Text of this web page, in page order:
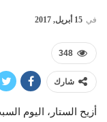
في 15 أبريل, 2017
348
شارك
أزيح الستار، اليوم